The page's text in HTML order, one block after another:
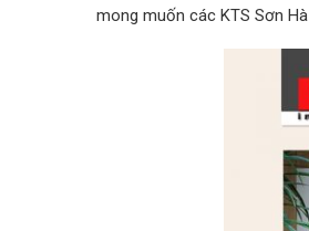
mong muốn các KTS Sơn